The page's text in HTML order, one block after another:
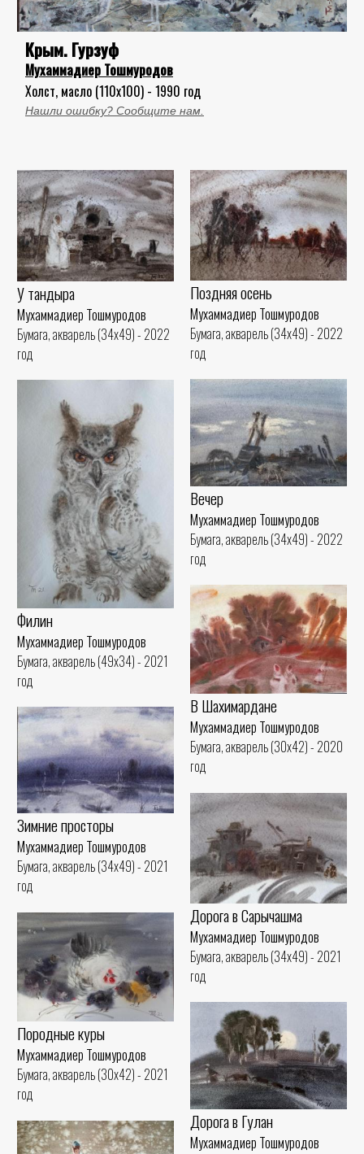
Крым. Гурзуф
Мухаммадиер Тошмуродов
Холст, масло (110x100) - 1990 год
Нашли ошибку? Сообщите нам.
У тандыра
Мухаммадиер Тошмуродов
Бумага, акварель (34x49) - 2022
год
Поздняя осень
Мухаммадиер Тошмуродов
Бумага, акварель (34x49) - 2022
год
Вечер
Мухаммадиер Тошмуродов
Бумага, акварель (34x49) - 2022
год
Филин
Мухаммадиер Тошмуродов
Бумага, акварель (49x34) - 2021
год
В Шахимардане
Мухаммадиер Тошмуродов
Бумага, акварель (30x42) - 2020
год
Зимние просторы
Мухаммадиер Тошмуродов
Бумага, акварель (34x49) - 2021
год
Дорога в Сарычашма
Мухаммадиер Тошмуродов
Бумага, акварель (34x49) - 2021
год
Породные куры
Мухаммадиер Тошмуродов
Бумага, акварель (30x42) - 2021
год
Дорога в Гулан
Мухаммадиер Тошмуродов